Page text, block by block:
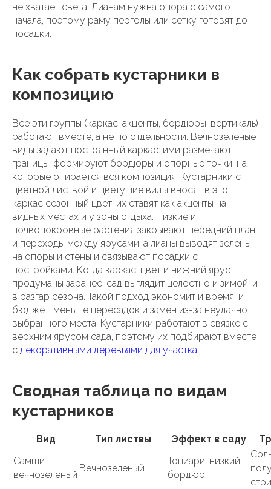
не хватает света. Лианам нужна опора с самого
начала, поэтому раму перголы или сетку готовят до
посадки.
Как собрать кустарники в
композицию
Все эти группы (каркас, акценты, бордюры, вертикаль)
работают вместе, а не по отдельности. Вечнозеленые
виды задают постоянный каркас: ими размечают
границы, формируют бордюры и опорные точки, на
которые опирается вся композиция. Кустарники с
цветной листвой и цветущие виды вносят в этот
каркас сезонный цвет, их ставят как акценты на
видных местах и у зоны отдыха. Низкие и
почвопокровные растения закрывают передний план
и переходы между ярусами, а лианы выводят зелень
на опоры и стены и связывают посадки с
постройками. Когда каркас, цвет и нижний ярус
продуманы заранее, сад выглядит целостно и зимой, и
в разгар сезона. Такой подход экономит и время, и
бюджет: меньше пересадок и замен из-за неудачно
выбранного места. Кустарники работают в связке с
верхним ярусом сада, поэтому их подбирают вместе
с декоративными деревьями для участка.
Сводная таблица по видам
кустарников
Вид Тип листвы Эффект в саду
Самшит
вечнозеленый
Вечнозеленый
Топиари, низкий
бордюр